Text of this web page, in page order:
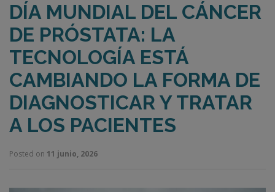
DÍA MUNDIAL DEL CÁNCER
DE PRÓSTATA: LA
TECNOLOGÍA ESTÁ
CAMBIANDO LA FORMA DE
DIAGNOSTICAR Y TRATAR
A LOS PACIENTES
Posted on 11 junio, 2026